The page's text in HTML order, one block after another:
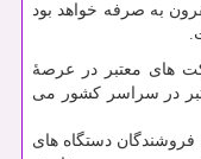
به صرفه خواهد بود
های معتبر در عرصۀ
در سراسر کشور می
فروشندگان دستگاه های